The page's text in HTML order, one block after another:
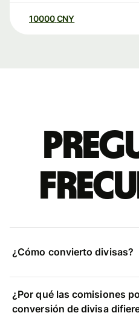
10000 CNY
¿Cómo convierto divisas?
¿Por qué las comisiones
conversión de divisa